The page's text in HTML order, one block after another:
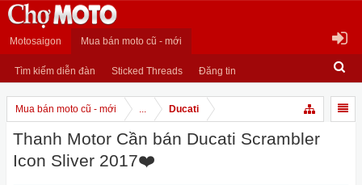
Motosaigon Mua bán moto cũ - mới
Tìm kiếm diễn đàn Sticked Threads Đăng tin
Mua bán moto cũ - mới ... Ducati
Thanh Motor Cần bán Ducati Scrambler
Icon Sliver 2017❤️